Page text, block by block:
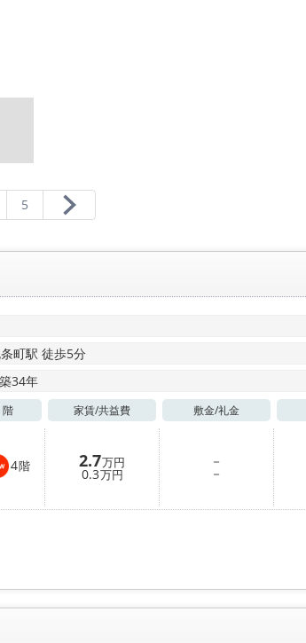
5
町駅 徒歩5分
34年
階 家賃/共益費 敷金/礼金
4階 2.7万円
0.3万円
－
－